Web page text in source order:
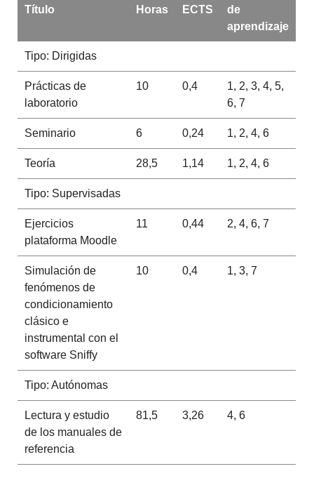
Título Horas ECTS
de
aprendizaje
Tipo: Dirigidas
Prácticas de
laboratorio
10 0,4
1, 2, 3, 4, 5,
6, 7
Seminario 6 0,24 1, 2, 4, 6
Teoría 28,5 1,14 1, 2, 4, 6
Tipo: Supervisadas
Ejercicios
plataforma Moodle
11 0,44 2, 4, 6, 7
Simulación de
fenómenos de
condicionamiento
clásico e
instrumental con el
software Sniffy
10 0,4 1, 3, 7
Tipo: Autónomas
Lectura y estudio
de los manuales de
referencia
81,5 3,26 4, 6